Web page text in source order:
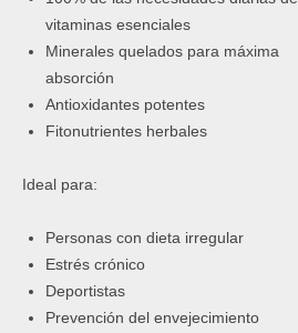
vitaminas esenciales
Minerales quelados para máxima
absorción
Antioxidantes potentes
Fitonutrientes herbales
Ideal para:
Personas con dieta irregular
Estrés crónico
Deportistas
Prevención del envejecimiento